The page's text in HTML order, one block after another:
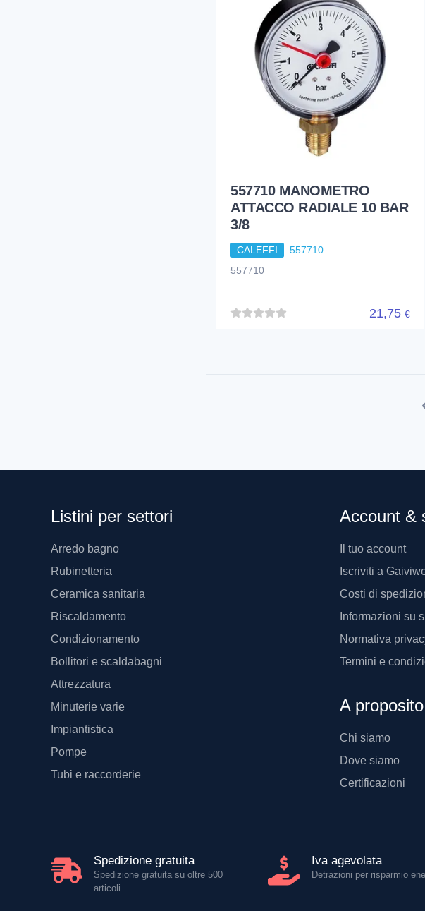
557710 MANOMETRO
ATTACCO RADIALE 10 BAR
3/8
CALEFFI
557710
557710
21,75 €
Listini per settori
Arredo bagno
Rubinetteria
Ceramica sanitaria
Riscaldamento
Condizionamento
Bollitori e scaldabagni
Attrezzatura
Minuterie varie
Impiantistica
Pompe
Tubi e raccorderie
Account &
Il tuo account
Iscriviti a
Costi di
Informazioni su
Normativa
Termini e
A
Chi siamo
Dove siamo
Certificazioni
Spedizione gratuita
Spedizione gratuita su oltre 500
articoli
Iva agevolata
Detrazioni per risparmio